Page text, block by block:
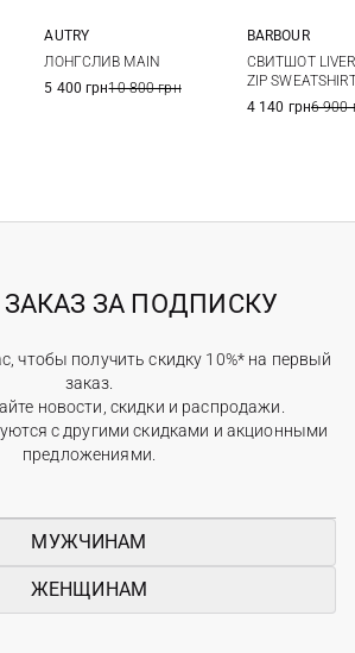
AUTRY
ЛОНГСЛИВ MAIN
5 400 грн10 800 грн
3XL
BARBOUR
СВИТШОТ
ZIP
4 140 грн6 900
ЗАКАЗ ЗА ПОДПИСКУ
чтобы получить скидку 10%* на первый
заказ.
новости, скидки и распродажи.
с другими скидками и акционными
предложениями.
МУЖЧИНАМ
ЖЕНЩИНАМ